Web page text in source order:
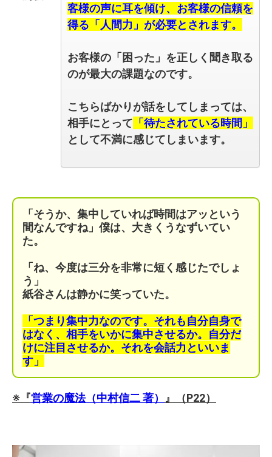
客様の声に耳を傾け、お客様の信頼を
得る「人間力」が必要とされます。
お客様の「困った」を正しく聞き取る
のが最大の課題なのです。
こちらばかりが話をしてしまっては、
相手にとって 「待たされている時間」
として不満に感じてしまいます。
「そうか、集中していれば時間はアッという
間なんですね」僕は、大きくうなずいてい
た。
「ね、今度は三分を非常に短く感じたでしょ
う」
紙谷さんは静かに笑っていた。
「つまり集中力なのです。それも自分自身で
はなく、相手をいかに集中させるか。自分だ
けに注目させるか。それを会話力といいま
す」
※『営業の魔法（中村信二 著） 』（P22）